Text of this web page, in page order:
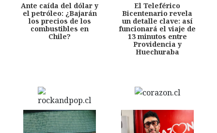
Ante caída del dólar y
el petróleo: ¿Bajarán
los precios de los
combustibles en
Chile?
El Teleférico
Bicentenario revela
un detalle clave: así
funcionará el viaje de
13 minutos entre
Providencia y
Huechuraba